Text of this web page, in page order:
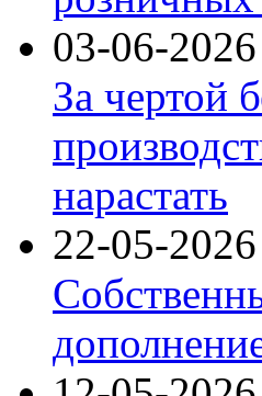
03-06-2026
За чертой
нарастать
22-05-2026